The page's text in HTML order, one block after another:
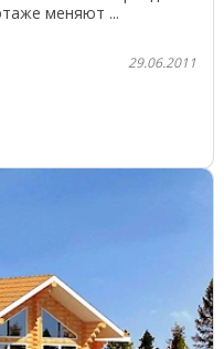
меняют ...
29.06.2011